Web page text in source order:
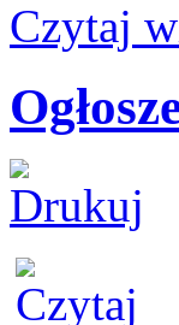
Czytaj